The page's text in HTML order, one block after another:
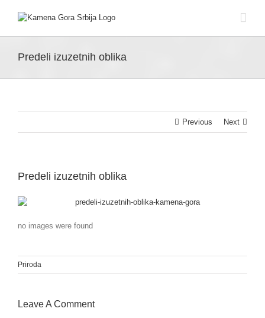
Predeli izuzetnih oblika
Previous Next
Predeli izuzetnih oblika
no images were found
Priroda
Leave A Comment